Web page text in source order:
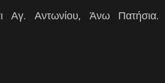
Αγ. Αντωνίου, Άνω Πατήσια.